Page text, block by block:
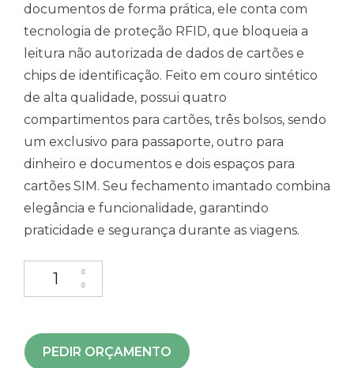
documentos de forma prática, ele conta com
tecnologia de proteção RFID, que bloqueia a
leitura não autorizada de dados de cartões e
chips de identificação. Feito em couro sintético
de alta qualidade, possui quatro
compartimentos para cartões, três bolsos, sendo
um exclusivo para passaporte, outro para
dinheiro e documentos e dois espaços para
cartões SIM. Seu fechamento imantado combina
elegância e funcionalidade, garantindo
praticidade e segurança durante as viagens.
PEDIR ORÇAMENTO